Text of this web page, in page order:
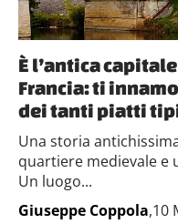
È l’antica
Francia: ti
dei tanti piatti
Una storia
quartiere medievale e
Un luogo...
Giuseppe Coppola,10